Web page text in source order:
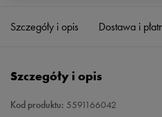
Szczegóły i opis Dostawa i
Szczegóły i opis
Kod produktu: 5591166042